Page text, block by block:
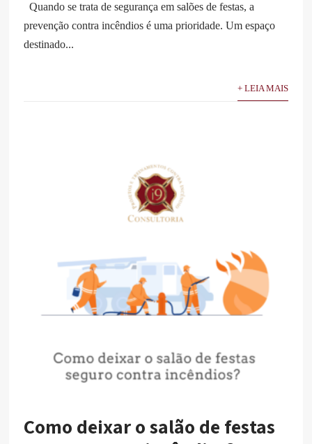
Quando se trata de segurança em salões de festas, a
prevenção contra incêndios é uma prioridade. Um espaço
destinado...
+ LEIA MAIS
Como deixar o salão de festas